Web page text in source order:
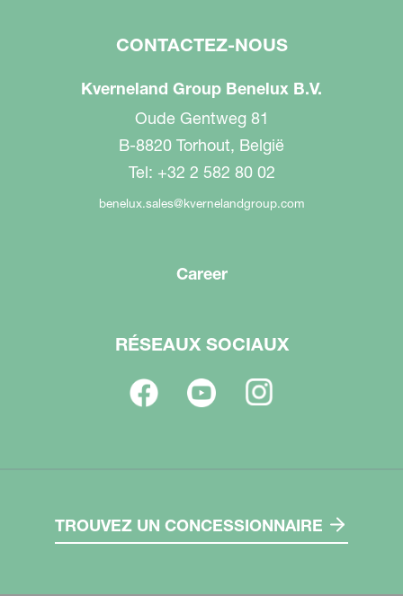
CONTACTEZ-NOUS
Kverneland Group Benelux B.V.
Oude Gentweg 81
B-8820 Torhout, België
Tel: +32 2 582 80 02
benelux.sales@kvernelandgroup.com
Career
RÉSEAUX SOCIAUX
TROUVEZ UN CONCESSIONNAIRE